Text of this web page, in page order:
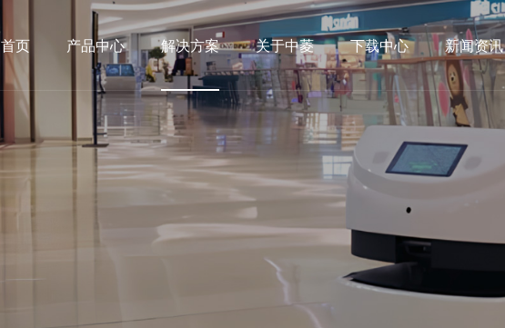
首页 产品中心 解决方案 关于中菱 下载中心 新闻资讯